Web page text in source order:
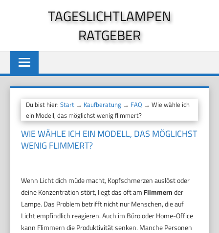
TAGESLICHTLAMPEN
RATGEBER
Du bist hier:Start → Kaufberatung → FAQ → Wie wähle ich
ein Modell, das möglichst wenig flimmert?
WIE WÄHLE ICH EIN MODELL, DAS MÖGLICHST
WENIG FLIMMERT?
Wenn Licht dich müde macht, Kopfschmerzen auslöst oder
deine Konzentration stört, liegt das oft am Flimmernder
Lampe. Das Problem betrifft nicht nur Menschen, die auf
Licht empfindlich reagieren. Auch im Büro oder Home-Office
kann Flimmern die Produktivität senken. Manche Personen